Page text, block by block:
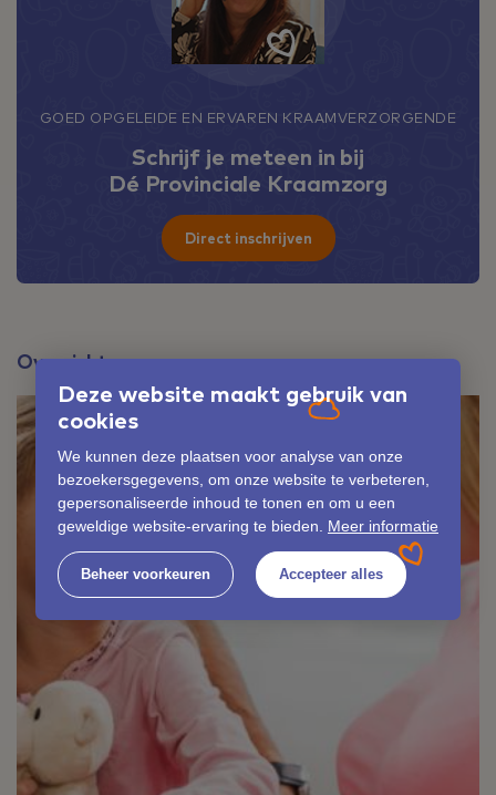
Deze website maakt gebruik van
cookies
We kunnen deze plaatsen voor analyse van onze
bezoekersgegevens, om onze website te verbeteren,
gepersonaliseerde inhoud te tonen en om u een
geweldige website-ervaring te bieden. Meer informatie
Beheer voorkeuren Accepteer alles
GOED OPGELEIDE EN ERVAREN KRAAMVERZORGENDE
Schrijf je meteen in bij
Dé Provinciale Kraamzorg
Direct inschrijven
Overzicht